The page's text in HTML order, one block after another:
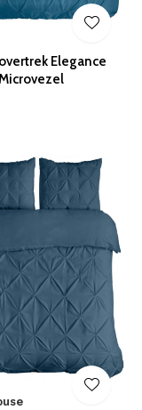
Elegance